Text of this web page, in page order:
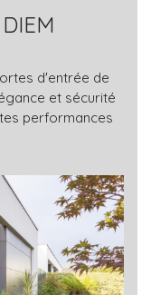
d'entrée de
et sécurité
performances